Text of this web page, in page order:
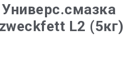
L2 (5кг)